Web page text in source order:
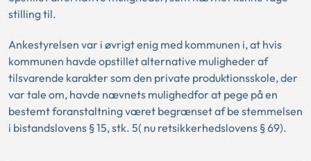
stilling til.
Ankestyrelsen var i øvrigt enig med kommunen i, at hvis
kommunen havde opstillet alternative muligheder af
tilsvarende karakter som den private produktionsskole, der
var tale om, havde nævnets mulighedfor at pege på en
bestemt foranstaltning været begrænset af be stemmelsen
i bistandslovens § 15, stk. 5( nu retsikkerhedslovens § 69).